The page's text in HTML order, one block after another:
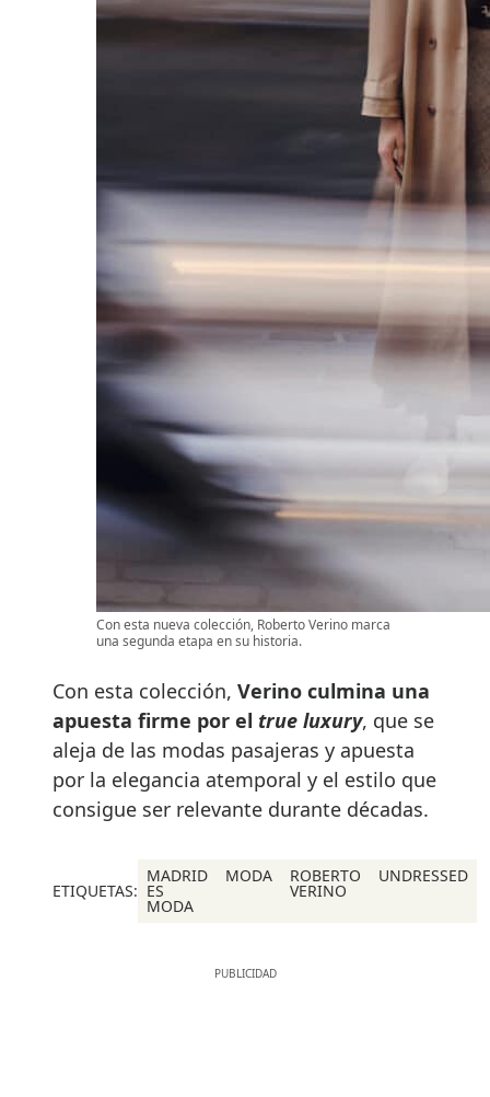
Con esta nueva colección, Roberto Verino marca
una segunda etapa en su historia.
Con esta colección, Verino culmina una
apuesta firme por el true luxury, que se
aleja de las modas pasajeras y apuesta
por la elegancia atemporal y el estilo que
consigue ser relevante durante décadas.
ETIQUETAS:
MADRID
ES
MODA
MODA ROBERTO
VERINO
UNDRESSED